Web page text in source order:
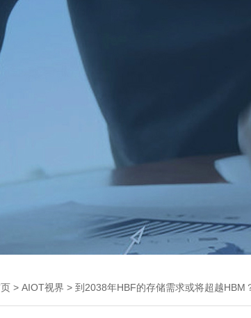
> AIOT视界 > 到2038年HBF的存储需求或将超越